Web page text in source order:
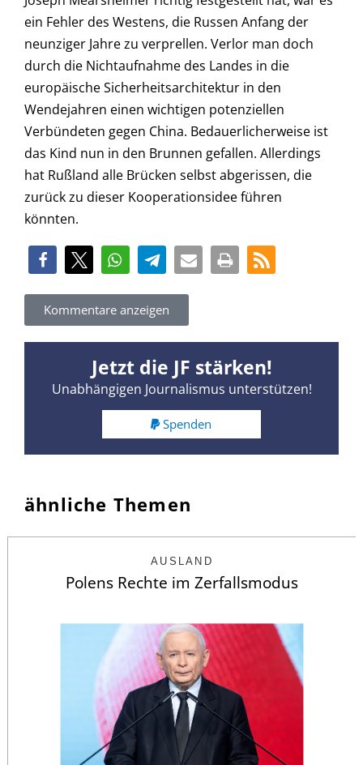
ein Fehler des Westens, die Russen Anfang der
neunziger Jahre zu verprellen. Verlor man doch
durch die Nichtaufnahme des Landes in die
europäische Sicherheitsarchitektur in den
Wendejahren einen wichtigen potenziellen
Verbündeten gegen China. Bedauerlicherweise ist
das Kind nun in den Brunnen gefallen. Allerdings
hat Rußland alle Brücken selbst abgerissen, die
zurück zu dieser Kooperationsidee führen
könnten.
Kommentare anzeigen
Jetzt die JF stärken!
Unabhängigen Journalismus unterstützen!
Spenden
ähnliche Themen
AUSLAND
Polens Rechte im Zerfallsmodus